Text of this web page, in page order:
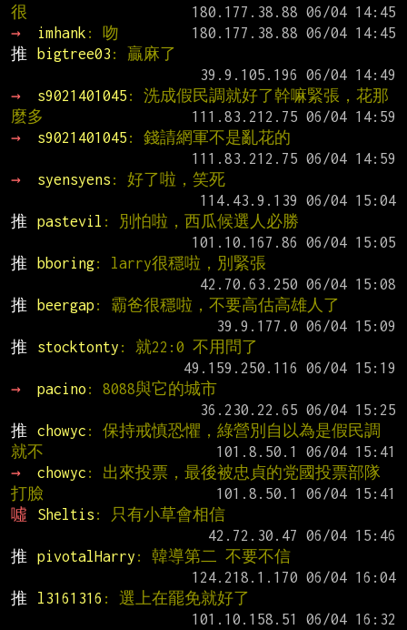
很
→
imhank : 吻
推
bigtree03 : 贏麻了
→
s9021401045 : 洗成假民調就好了幹嘛緊張，花那
麼多
→
s9021401045 : 錢請網軍不是亂花的
→
syensyens : 好了啦，笑死
推
pastevil : 別怕啦，西瓜候選人必勝
推
bboring: larry很穩啦，別緊張
推
beergap : 霸爸很穩啦，不要高估高雄人了
推
stocktonty : 就22:0 不用問了
→
pacino : 8088與它的城市
推
chowyc : 保持戒慎恐懼，綠營別自以為是假民調
就不
→
chowyc : 出來投票，最後被忠貞的党國投票部隊
打臉
噓
Sheltis : 只有小草會相信
推
pivotalHarry : 韓導第二 不要不信
推
l3161316 : 選上在罷免就好了